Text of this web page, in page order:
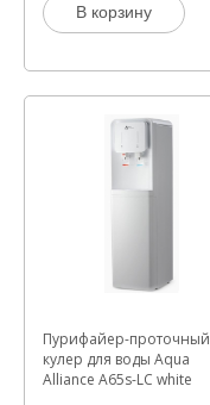
В корзину
Пурифайер-проточный
кулер для воды Aqua
Alliance A65s-LC white